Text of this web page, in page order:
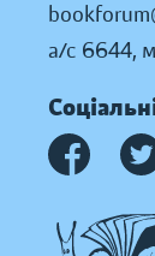
а/с 6644,